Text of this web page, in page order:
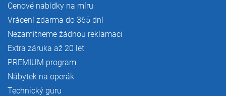
Cenové nabídky na míru
Vrácení zdarma do 365 dní
Nezamítneme žádnou reklamaci
Extra záruka až 20 let
PREMIUM program
Nábytek na operák
Technický guru